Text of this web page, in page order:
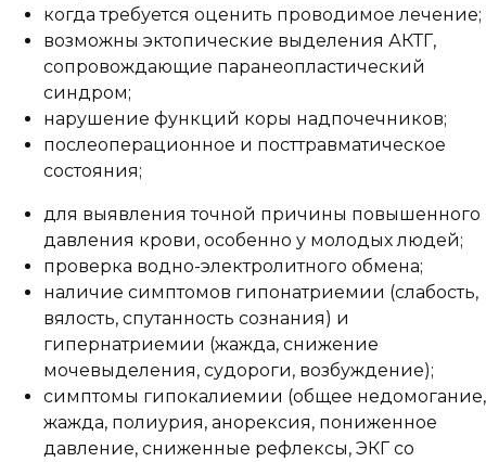
когда требуется оценить проводимое лечение;
возможны эктопические выделения АКТГ,
сопровождающие паранеопластический
синдром;
нарушение функций коры надпочечников;
послеоперационное и посттравматическое
состояния;
для выявления точной причины повышенного
давления крови, особенно у молодых людей;
проверка водно-электролитного обмена;
наличие симптомов гипонатриемии (слабость,
вялость, спутанность сознания) и
гипернатриемии (жажда, снижение
мочевыделения, судороги, возбуждение);
симптомы гипокалиемии (общее недомогание,
жажда, полиурия, анорексия, пониженное
давление, сниженные рефлексы, ЭКГ со